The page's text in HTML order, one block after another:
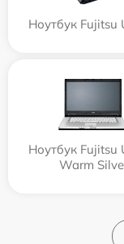
Ноутбук Fujitsu
Ноутбук Fujitsu
Warm